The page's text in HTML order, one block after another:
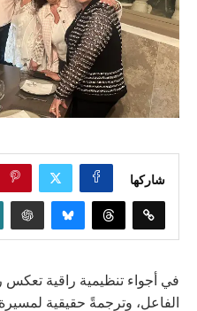
شاركها
في أجواء تنظيمية راقية تعكس
الفاعل، وترجمةً حقيقية